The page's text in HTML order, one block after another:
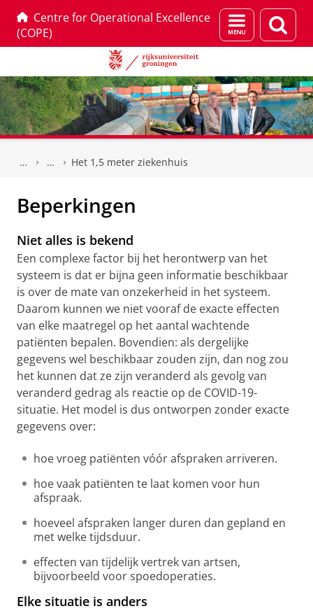
Centre for Operational Excellence
(COPE)
Menu
en
Het 1,5 meter ziekenhuis
Beperkingen
Niet alles is bekend
Een complexe factor bij het herontwerp van het
systeem is dat er bijna geen informatie beschikbaar
is over de mate van onzekerheid in het systeem.
Daarom kunnen we niet vooraf de exacte effecten
van elke maatregel op het aantal wachtende
patiënten bepalen. Bovendien: als dergelijke
gegevens wel beschikbaar zouden zijn, dan nog zou
het kunnen dat ze zijn veranderd als gevolg van
veranderd gedrag als reactie op de COVID-19-
situatie. Het model is dus ontworpen zonder exacte
gegevens over:
hoe vroeg patiënten vóór afspraken arriveren.
hoe vaak patiënten te laat komen voor hun
afspraak.
hoeveel afspraken langer duren dan gepland en
met welke tijdsduur.
effecten van tijdelijk vertrek van artsen,
bijvoorbeeld voor spoedoperaties.
Elke situatie is anders